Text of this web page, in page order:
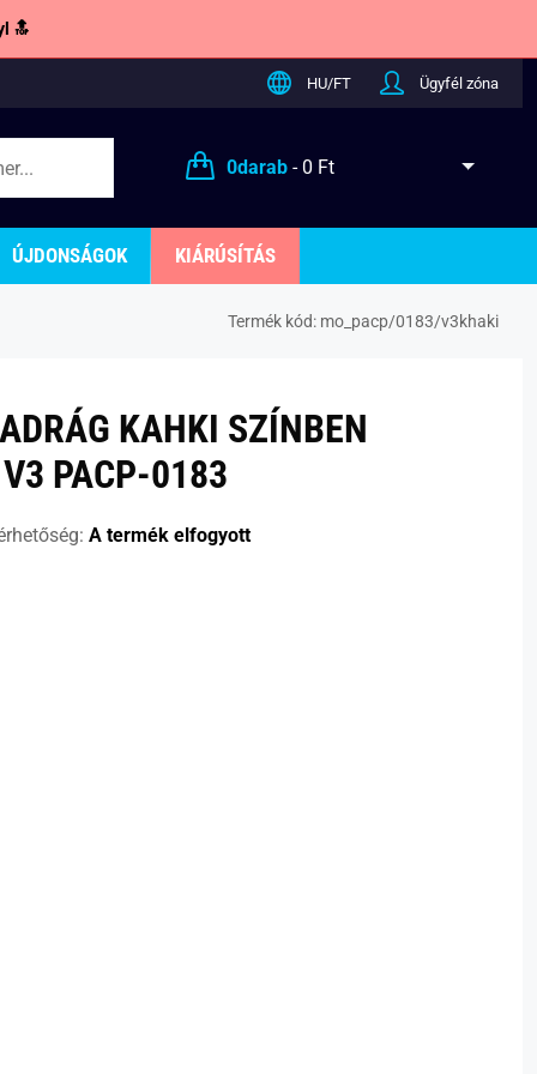
🔝
HU/FT Ügyfél zóna
0darab- 0 Ft
ÚJDONSÁGOK KIÁRÚSÍTÁS
Termék kód: mo_pacp/0183/v3khaki
KAHKI SZÍNBEN
V3 PACP-0183
A termék elfogyott